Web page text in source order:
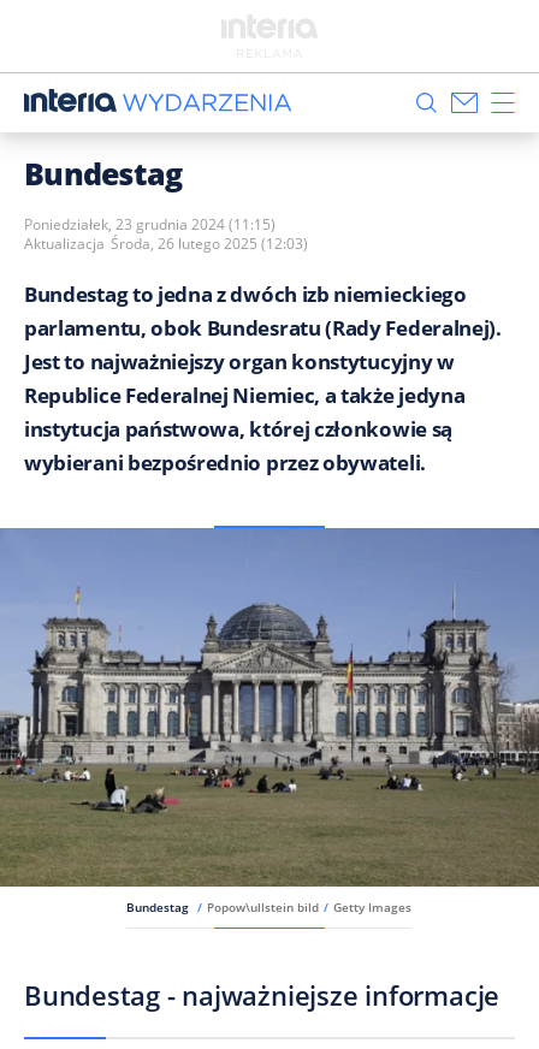
Bundestag
Poniedziałek, 23 grudnia 2024 (11:15)
Aktualizacja Środa, 26 lutego 2025 (12:03)
Bundestag to jedna z dwóch izb niemieckiego
parlamentu, obok Bundesratu (Rady Federalnej).
Jest to najważniejszy organ konstytucyjny w
Republice Federalnej Niemiec, a także jedyna
instytucja państwowa, której członkowie są
wybierani bezpośrednio przez obywateli.
Bundestag / Popow\ullstein bild / Getty Images
Bundestag - najważniejsze informacje